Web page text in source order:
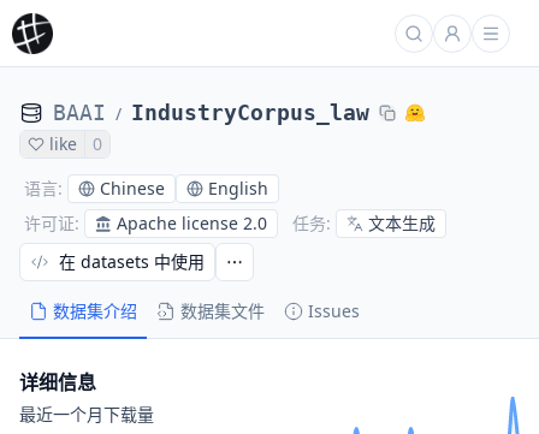
BAAI / IndustryCorpus_law
like
0
语言: Chinese
English
许可证: Apache license 2.0 任务: 文本生成
数据集介绍 数据集文件 Issues
在 datasets 中使用
详细信息
最近一个月下载量